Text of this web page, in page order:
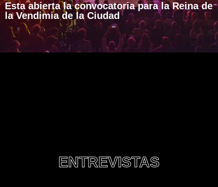
Esta abierta la convocatoria para la Reina de
la Vendimia de la Ciudad
ENTREVISTAS